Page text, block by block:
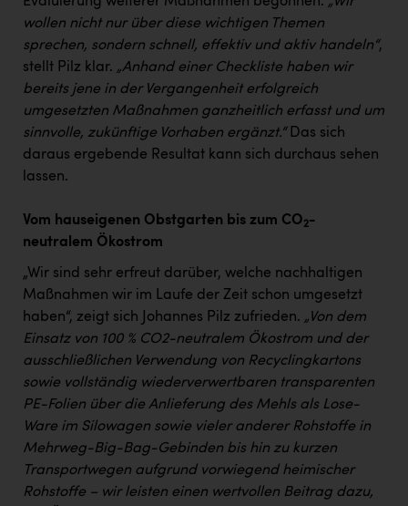
wollen nicht nur über diese wichtigen Themen
sprechen, sondern schnell, effektiv und aktiv handeln“,
stellt Pilz klar. „Anhand einer Checkliste haben wir
bereits jene in der Vergangenheit erfolgreich
umgesetzten Maßnahmen ganzheitlich erfasst und um
sinnvolle, zukünftige Vorhaben ergänzt.“Das sich
daraus ergebende Resultat kann sich durchaus sehen
lassen.
Vom hauseigenen Obstgarten bis zum CO2-
neutralem Ökostrom
„Wir sind sehr erfreut darüber, welche nachhaltigen
Maßnahmen wir im Laufe der Zeit schon umgesetzt
haben“, zeigt sich Johannes Pilz zufrieden. „Von dem
Einsatz von 100 % CO2-neutralem Ökostrom und der
ausschließlichen Verwendung von Recyclingkartons
sowie vollständig wiederverwertbaren transparenten
PE-Folien über die Anlieferung des Mehls als Lose-
Ware im Silowagen sowie vieler anderer Rohstoffe in
Mehrweg-Big-Bag-Gebinden bis hin zu kurzen
Transportwegen aufgrund vorwiegend heimischer
Rohstoffe – wir leisten einen wertvollen Beitrag dazu,